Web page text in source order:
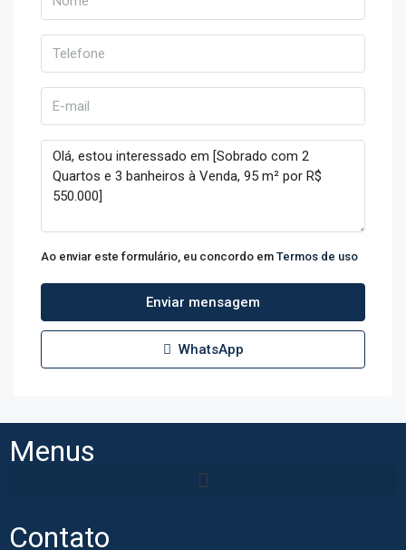
Ao enviar este formulário, eu concordo em Termos de uso
Enviar mensagem
WhatsApp
Menus
Contato